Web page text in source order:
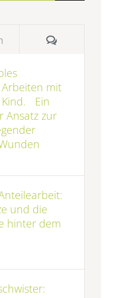
Kommentare
Arbeiten mit
Ein
Ansatz zur
und die
hinter dem